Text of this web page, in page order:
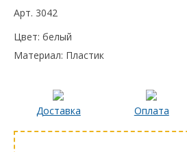
Арт. 3042
Цвет: белый
Материал: Пластик
Доставка Оплата